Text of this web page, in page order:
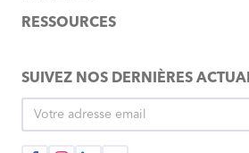
RESSOURCES
SUIVEZ NOS DERNIÈRES